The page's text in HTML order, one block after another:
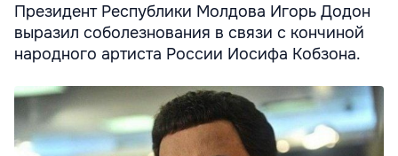
Президент Республики Молдова Игорь Додон
выразил соболезнования в связи с кончиной
народного артиста России Иосифа Кобзона.